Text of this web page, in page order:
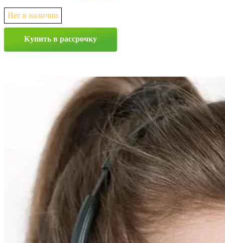
Нет в наличии
Купить в рассрочку